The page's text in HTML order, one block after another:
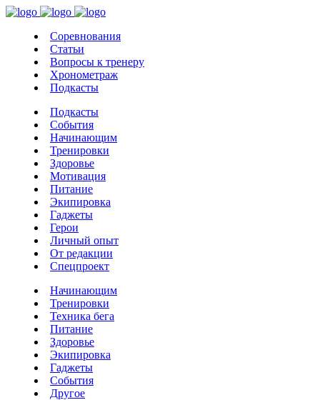
Соревнования
Статьи
Вопросы к тренеру
Хронометраж
Подкасты
Подкасты
События
Начинающим
Тренировки
Здоровье
Мотивация
Питание
Экипировка
Гаджеты
Герои
Личный опыт
От редакции
Спецпроект
Начинающим
Тренировки
Техника бега
Питание
Здоровье
Экипировка
Гаджеты
События
Другое